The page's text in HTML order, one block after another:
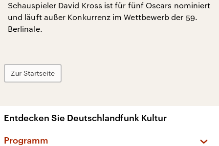
Schauspieler David Kross ist für fünf Oscars nominiert
und läuft außer Konkurrenz im Wettbewerb der 59.
Berlinale.
Zur Startseite
Entdecken Sie Deutschlandfunk Kultur
Programm